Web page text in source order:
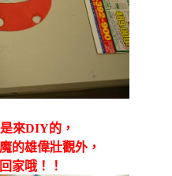
來DIY的，
的雄偉壯觀外，
家哦！！